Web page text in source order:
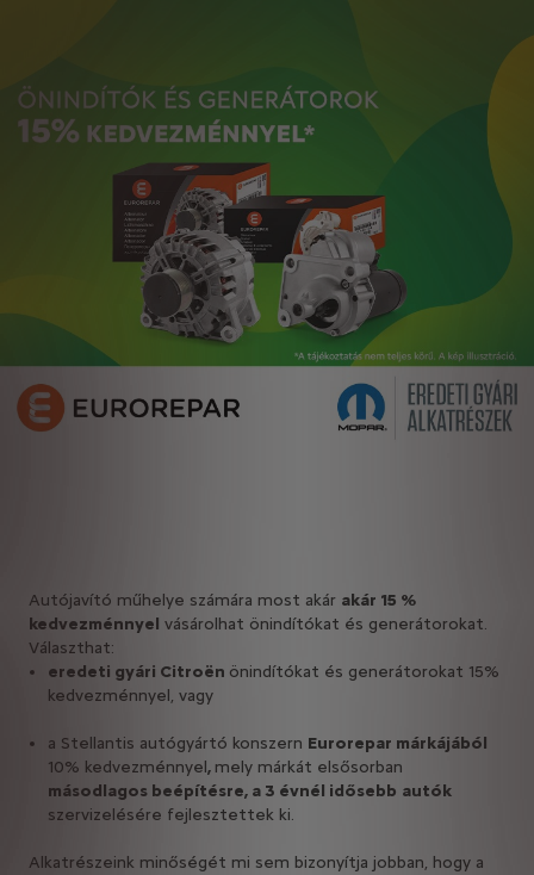
Autójavító műhelye számára most akár akár 15 %
kedvezménnyel vásárolhat önindítókat és generátorokat.
Választhat:
eredeti gyári Citroën önindítókat és generátorokat 15%
kedvezménnyel, vagy
a Stellantis autógyártó konszern Eurorepar márkájából
10% kedvezménnyel, mely márkát elsősorban
másodlagos beépítésre, a 3 évnél idősebb autók
szervizelésére fejlesztettek ki.
Alkatrészeink minőségét mi sem bizonyítja jobban, hogy a